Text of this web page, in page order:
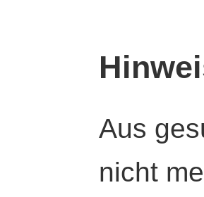
Aus
nicht